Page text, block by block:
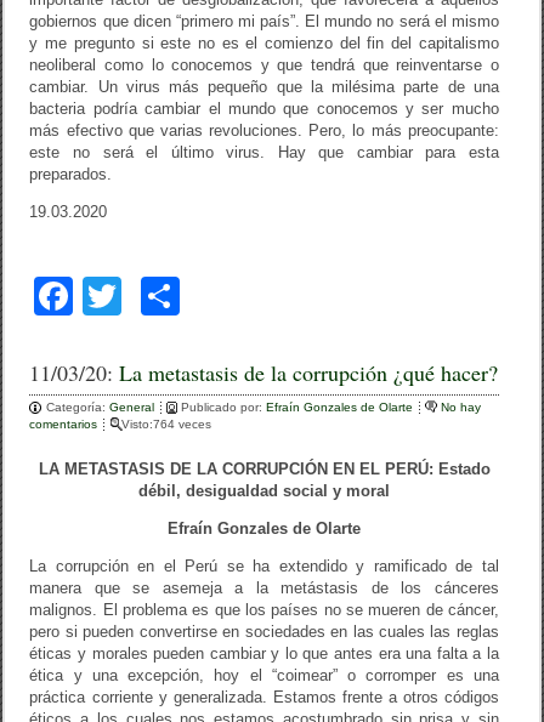
gobiernos que dicen “primero mi país”. El mundo no será el mismo
y me pregunto si este no es el comienzo del fin del capitalismo
neoliberal como lo conocemos y que tendrá que reinventarse o
cambiar. Un virus más pequeño que la milésima parte de una
bacteria podría cambiar el mundo que conocemos y ser mucho
más efectivo que varias revoluciones. Pero, lo más preocupante:
este no será el último virus. Hay que cambiar para esta
preparados.
19.03.2020
F
c
e
b
o
k
T
tt
er
m
p
ar
tir
11/03/20:La metastasis de la corrupción ¿qué hacer?
Categoría:General Publicado por:Efraín Gonzales de Olarte
No hay
comentarios
Visto:764 veces
LA METASTASIS DE LA CORRUPCIÓN EN EL PERÚ: Estado
débil, desigualdad social y moral
Efraín Gonzales de Olarte
La corrupción en el Perú se ha extendido y ramificado de tal
manera que se asemeja a la metástasis de los cánceres
malignos. El problema es que los países no se mueren de cáncer,
pero si pueden convertirse en sociedades en las cuales las reglas
éticas y morales pueden cambiar y lo que antes era una falta a la
ética y una excepción, hoy el “coimear” o corromper es una
práctica corriente y generalizada. Estamos frente a otros códigos
éticos a los cuales nos estamos acostumbrado sin prisa y sin